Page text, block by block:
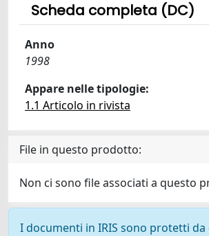
Scheda completa (DC)
Anno
1998
Appare nelle tipologie:
1.1 Articolo in rivista
File in questo prodotto:
Non ci sono file associati a questo
I documenti in IRIS sono protetti